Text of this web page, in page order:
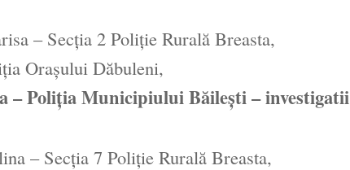
– Secţia 2 Poliţie Rurală Breasta,
Oraşului Dăbuleni,
– Poliţia Municipiului Băileşti – investigatii
– Secţia 7 Poliţie Rurală Breasta,